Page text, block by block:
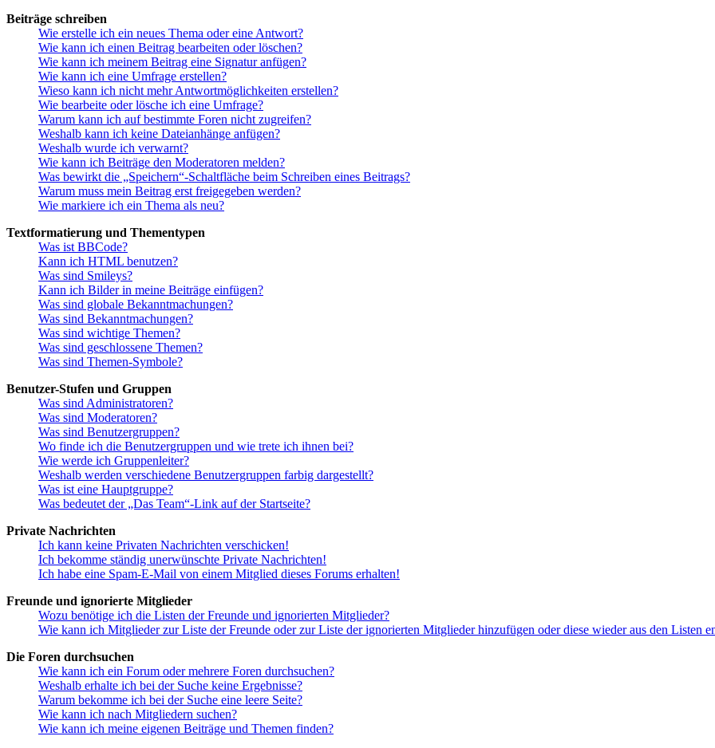
Beiträge schreiben
Wie erstelle ich ein neues Thema oder eine Antwort?
Wie kann ich einen Beitrag bearbeiten oder löschen?
Wie kann ich meinem Beitrag eine Signatur anfügen?
Wie kann ich eine Umfrage erstellen?
Wieso kann ich nicht mehr Antwortmöglichkeiten erstellen?
Wie bearbeite oder lösche ich eine Umfrage?
Warum kann ich auf bestimmte Foren nicht zugreifen?
Weshalb kann ich keine Dateianhänge anfügen?
Weshalb wurde ich verwarnt?
Wie kann ich Beiträge den Moderatoren melden?
Was bewirkt die „Speichern“-Schaltfläche beim Schreiben eines Beitrags?
Warum muss mein Beitrag erst freigegeben werden?
Wie markiere ich ein Thema als neu?
Textformatierung und Thementypen
Was ist BBCode?
Kann ich HTML benutzen?
Was sind Smileys?
Kann ich Bilder in meine Beiträge einfügen?
Was sind globale Bekanntmachungen?
Was sind Bekanntmachungen?
Was sind wichtige Themen?
Was sind geschlossene Themen?
Was sind Themen-Symbole?
Benutzer-Stufen und Gruppen
Was sind Administratoren?
Was sind Moderatoren?
Was sind Benutzergruppen?
Wo finde ich die Benutzergruppen und wie trete ich ihnen bei?
Wie werde ich Gruppenleiter?
Weshalb werden verschiedene Benutzergruppen farbig dargestellt?
Was ist eine Hauptgruppe?
Was bedeutet der „Das Team“-Link auf der Startseite?
Private Nachrichten
Ich kann keine Privaten Nachrichten verschicken!
Ich bekomme ständig unerwünschte Private Nachrichten!
Ich habe eine Spam-E-Mail von einem Mitglied dieses Forums erhalten!
Freunde und ignorierte Mitglieder
Wozu benötige ich die Listen der Freunde und ignorierten Mitglieder?
Wie kann ich Mitglieder zur Liste der Freunde oder zur Liste der ignorierten Mitglieder hinzufügen oder diese wieder aus den Listen
Die Foren durchsuchen
Wie kann ich ein Forum oder mehrere Foren durchsuchen?
Weshalb erhalte ich bei der Suche keine Ergebnisse?
Warum bekomme ich bei der Suche eine leere Seite?
Wie kann ich nach Mitgliedern suchen?
Wie kann ich meine eigenen Beiträge und Themen finden?